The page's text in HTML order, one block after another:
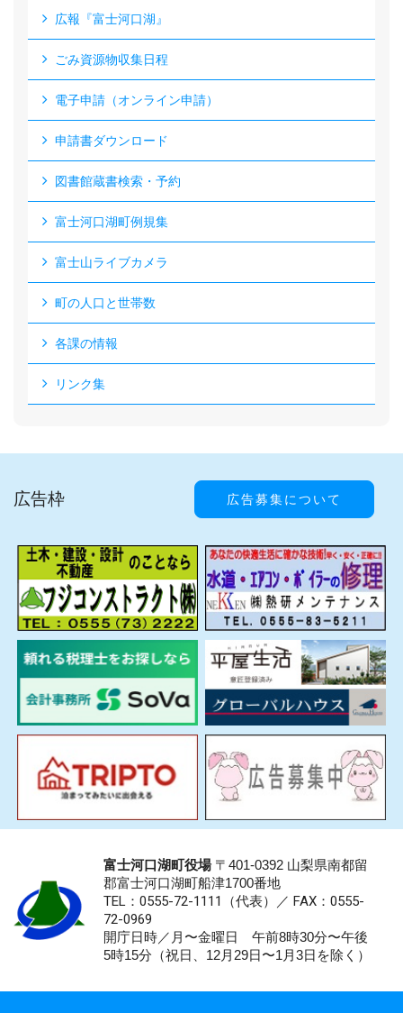
広報『富士河口湖』
ごみ資源物収集日程
電子申請（オンライン申請）
申請書ダウンロード
図書館蔵書検索・予約
富士河口湖町例規集
富士山ライブカメラ
町の人口と世帯数
各課の情報
リンク集
広告枠 広告募集について
富士河口湖町役場〒401-0392 山梨県南都留
郡富士河口湖町船津1700番地
TEL：0555-72-1111 （代表）／ FAX：0555-
72-0969
開庁日時／月〜金曜日 午前8時30分〜午後
5時15分（祝日、12月29日〜1月3日を除く）